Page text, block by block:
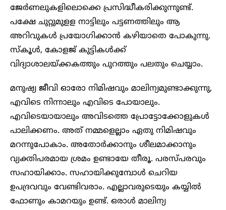
ജേർണലുകളിലൊക്കെ പ്രസിദ്ധീകരിക്കുന്നുണ്ട്.
പക്ഷേ ചുറ്റുമുളള നാട്ടിലും പട്ടണത്തിലും ആ
അറിവുകൾ പ്രയോഗിക്കാൻ കഴിയാതെ പോകുന്നു.
സ്കൂൾ, കോളജ് കുട്ടികൾക്ക്
വിദ്യാശാലയ്ക്കകത്തും പുറത്തും പലതും ചെയ്യാം.
മനുഷ്യ ജീവി ഓരോ നിമിഷവും മാലിന്യമുണ്ടാക്കുന്നു,
എവിടെ നിന്നാലും എവിടെ പോയാലും.
എവിടെയായാലും അവിടത്തെ പ്രോട്ടോക്കോളുകൾ
പാലിക്കണം. അത് നമ്മളെല്ലാം ഏതു നിമിഷവും
മറന്നുപോകാം. അതോർക്കാനും ശീലമാക്കാനും
വ്യക്തിപരമായ ശ്രമം ഉണ്ടായേ തീരൂ. പരസ്പരവും
സഹായിക്കാം. സഹായിക്കുമ്പോൾ ചെറിയ
ഉപദ്രവവും വേണ്ടിവരാം. എല്ലാവരുടെയും കയ്യിൽ
ഫോണും കാമറയും ഉണ്ട്. ഒരാൾ മാലിന്യ